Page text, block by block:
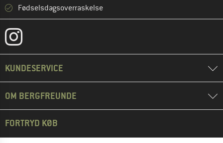
Fødselsdagsoverraskelse
KUNDESERVICE
OM BERGFREUNDE
FORTRYD KØB